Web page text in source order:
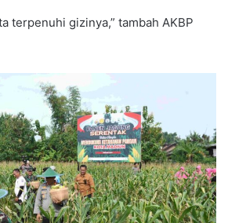
terpenuhi gizinya,” tambah AKBP